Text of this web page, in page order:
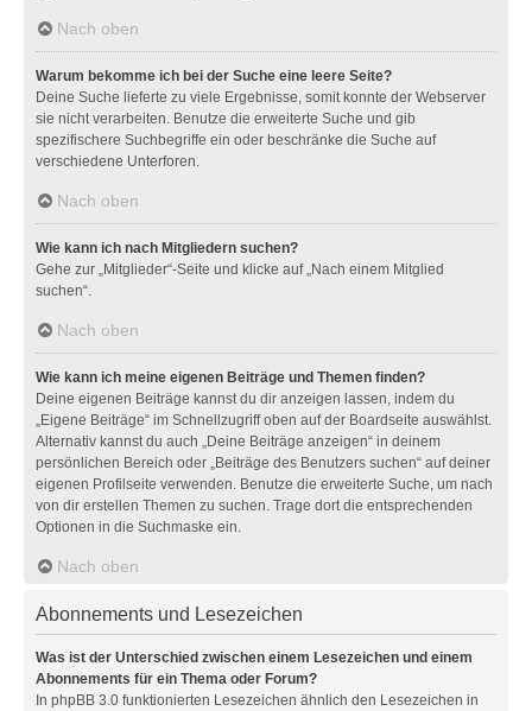
Nach oben
Warum bekomme ich bei der Suche eine leere Seite?
Deine Suche lieferte zu viele Ergebnisse, somit konnte der Webserver
sie nicht verarbeiten. Benutze die erweiterte Suche und gib
spezifischere Suchbegriffe ein oder beschränke die Suche auf
verschiedene Unterforen.
Nach oben
Wie kann ich nach Mitgliedern suchen?
Gehe zur „Mitglieder“-Seite und klicke auf „Nach einem Mitglied
suchen“.
Nach oben
Wie kann ich meine eigenen Beiträge und Themen finden?
Deine eigenen Beiträge kannst du dir anzeigen lassen, indem du
„Eigene Beiträge“ im Schnellzugriff oben auf der Boardseite auswählst.
Alternativ kannst du auch „Deine Beiträge anzeigen“ in deinem
persönlichen Bereich oder „Beiträge des Benutzers suchen“ auf deiner
eigenen Profilseite verwenden. Benutze die erweiterte Suche, um nach
von dir erstellen Themen zu suchen. Trage dort die entsprechenden
Optionen in die Suchmaske ein.
Nach oben
Abonnements und Lesezeichen
Was ist der Unterschied zwischen einem Lesezeichen und einem
Abonnements für ein Thema oder Forum?
In phpBB 3.0 funktionierten Lesezeichen ähnlich den Lesezeichen in